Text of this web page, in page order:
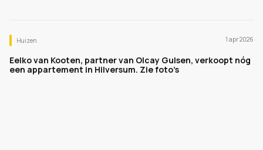
Huizen 1 apr 2026
Eelko van Kooten, partner van Olcay Gulsen, verkoopt nóg
een appartement in Hilversum. Zie foto’s